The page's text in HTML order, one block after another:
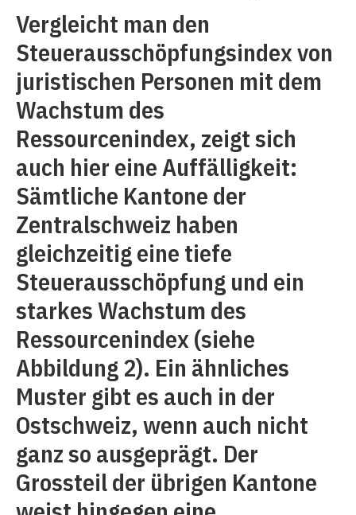
Vergleicht man den
Steuerausschöpfungsindex von
juristischen Personen mit dem
Wachstum des
Ressourcenindex, zeigt sich
auch hier eine Auffälligkeit:
Sämtliche Kantone der
Zentralschweiz haben
gleichzeitig eine tiefe
Steuerausschöpfung und ein
starkes Wachstum des
Ressourcenindex (siehe
Abbildung 2). Ein ähnliches
Muster gibt es auch in der
Ostschweiz, wenn auch nicht
ganz so ausgeprägt. Der
Grossteil der übrigen Kantone